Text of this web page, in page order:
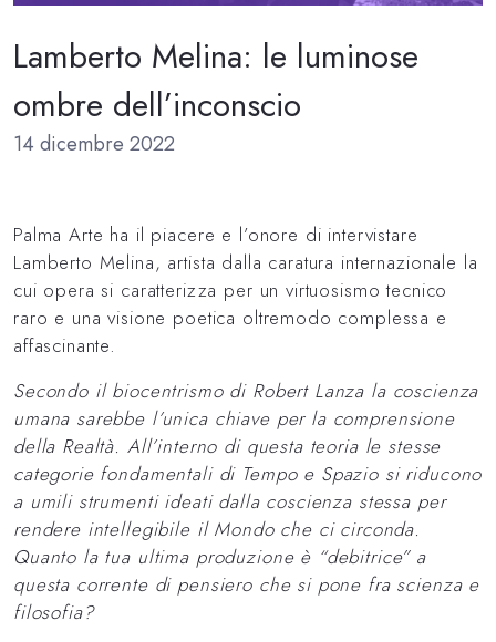
Lamberto Melina: le luminose
ombre dell’inconscio
14 dicembre 2022
Palma Arte ha il piacere e l’onore di intervistare
Lamberto Melina, artista dalla caratura internazionale la
cui opera si caratterizza per un virtuosismo tecnico
raro e una visione poetica oltremodo complessa e
affascinante.
Secondo il biocentrismo di Robert Lanza la coscienza
umana sarebbe l’unica chiave per la comprensione
della Realtà. All’interno di questa teoria le stesse
categorie fondamentali di Tempo e Spazio si riducono
a umili strumenti ideati dalla coscienza stessa per
rendere intellegibile il Mondo che ci circonda.
Quanto la tua ultima produzione è “debitrice” a
questa corrente di pensiero che si pone fra scienza e
filosofia?